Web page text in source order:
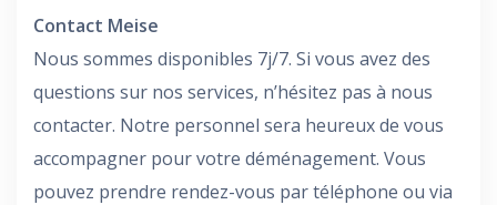
Contact Meise
Nous sommes disponibles 7j/7. Si vous avez des
questions sur nos services, n’hésitez pas à nous
contacter. Notre personnel sera heureux de vous
accompagner pour votre déménagement. Vous
pouvez prendre rendez-vous par téléphone ou via